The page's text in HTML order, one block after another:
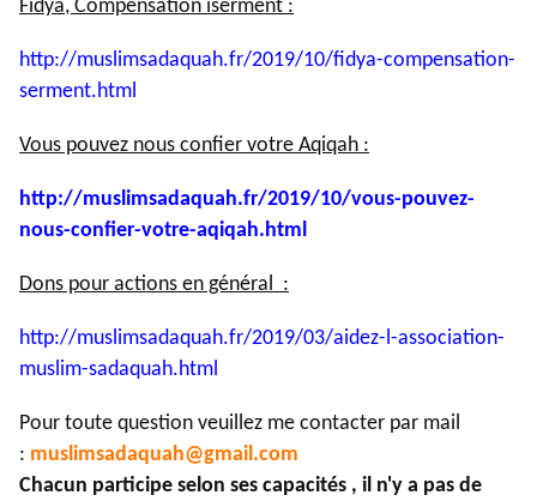
Fidya, Compensation iserment :
http://muslimsadaquah.fr/2019/10/fidya-compensation-
serment.html
Vous pouvez nous confier votre Aqiqah :
http://muslimsadaquah.fr/2019/10/vous-pouvez-
nous-confier-votre-aqiqah.html
Dons pour actions en général :
http://muslimsadaquah.fr/2019/03/aidez-l-association-
muslim-sadaquah.html
Pour toute question veuillez me contacter par mail
: muslimsadaquah@gmail.com
Chacun participe selon ses capacités , il n'y a pas de